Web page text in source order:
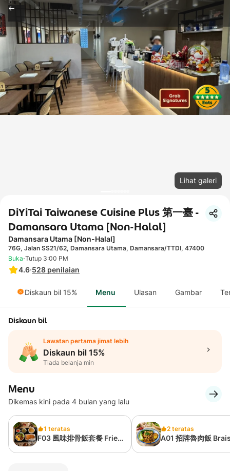
Lihat galeri
DiYiTai Taiwanese Cuisine Plus 第一臺 -
Damansara Utama [Non-Halal]
Damansara Utama [Non-Halal]
76G, Jalan SS21/62, Damansara Utama, Damansara/TTDI, 47400
4.6·528 penilaian
Buka·Tutup 3:00 PM
Diskaun bil 15% Menu Ulasan Gambar
Diskaun bil
Lawatan pertama jimat lebih
Diskaun bil 15%
Tiada belanja min
Menu
Dikemas kini pada 4 bulan yang lalu
1 teratas
F03 風味排骨飯套餐 Fried
2 teratas
A01 招牌魯肉飯